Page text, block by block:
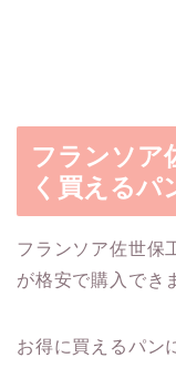
フランソア
く買えるパ
フランソア佐世保
が格安で購入でき
お得に買えるパン